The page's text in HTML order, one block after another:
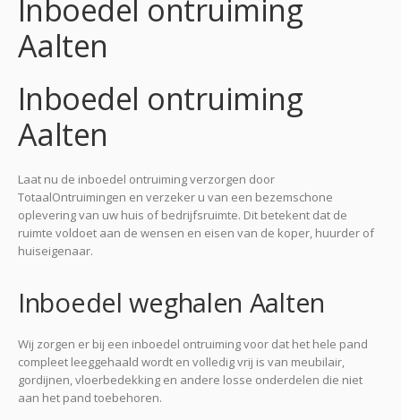
Inboedel ontruiming
Aalten
Inboedel ontruiming
Aalten
Laat nu de inboedel ontruiming verzorgen door
TotaalOntruimingen en verzeker u van een bezemschone
oplevering van uw huis of bedrijfsruimte. Dit betekent dat de
ruimte voldoet aan de wensen en eisen van de koper, huurder of
huiseigenaar.
Inboedel weghalen Aalten
Wij zorgen er bij een inboedel ontruiming voor dat het hele pand
compleet leeggehaald wordt en volledig vrij is van meubilair,
gordijnen, vloerbedekking en andere losse onderdelen die niet
aan het pand toebehoren.